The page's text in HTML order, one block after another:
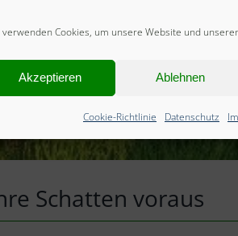
verwenden Cookies, um unsere Website und
Akzeptieren Ablehnen
Cookie-Richtlinie Datenschutz
Schatten voraus